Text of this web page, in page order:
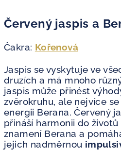
Červený jaspis a
Čakra: Kořenová
Jaspis se vyskytuje ve
druzích a má mnoho
jaspis může přinést
zvěrokruhu, ale nejvíce
energii Berana. Červený
přináší harmonii do
znamení Berana a
jejich nadměrnou